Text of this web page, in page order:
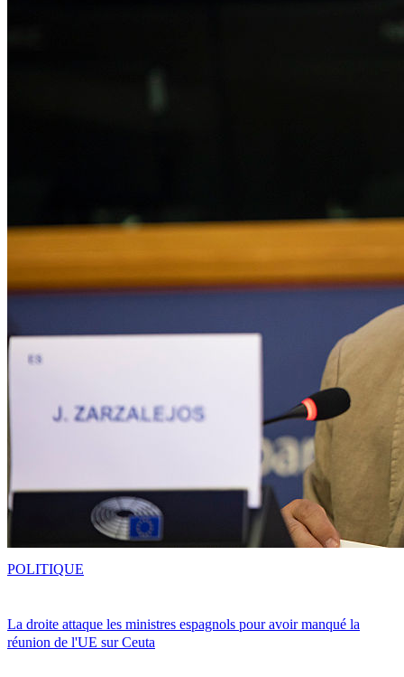
La droite attaque les ministres espagnols pour avoir manqué la
réunion de l'UE sur Ceuta
POLITIQUE